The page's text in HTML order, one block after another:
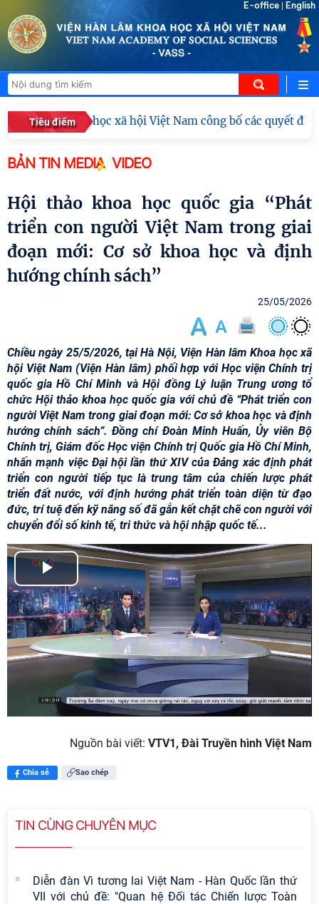
E-office English
Tiêu điểm
Hàn lâm Khoa học xã hội Việt Nam công bố các quyết định
BẢN TIN MEDIA VIDEO
Hội thảo khoa học quốc gia “Phát
triển con người Việt Nam trong giai
đoạn mới: Cơ sở khoa học và định
hướng chính sách”
25/05/2026
Chiều ngày 25/5/2026, tại Hà Nội, Viện Hàn lâm Khoa học xã
hội Việt Nam (Viện Hàn lâm) phối hợp với Học viện Chính trị
quốc gia Hồ Chí Minh và Hội đồng Lý luận Trung ương tổ
chức Hội thảo khoa học quốc gia với chủ đề “Phát triển con
người Việt Nam trong giai đoạn mới: Cơ sở khoa học và định
hướng chính sách”. Đồng chí Đoàn Minh Huấn, Ủy viên Bộ
Chính trị, Giám đốc Học viện Chính trị Quốc gia Hồ Chí Minh,
nhấn mạnh việc Đại hội lần thứ XIV của Đảng xác định phát
triển con người tiếp tục là trung tâm của chiến lược phát
triển đất nước, với định hướng phát triển toàn diện từ đạo
đức, trí tuệ đến kỹ năng số đã gắn kết chặt chẽ con người với
chuyển đổi số kinh tế, tri thức và hội nhập quốc tế...
P
l
a
y
d
o
Nguồn bài viết: VTV1, Đài Truyền hình Việt Nam
Chia sẻ Sao chép
TIN CÙNG CHUYÊN MỤC
Diễn đàn Vì tương lai Việt Nam - Hàn Quốc lần thứ
VII với chủ đề: "Quan hệ Đối tác Chiến lược Toàn